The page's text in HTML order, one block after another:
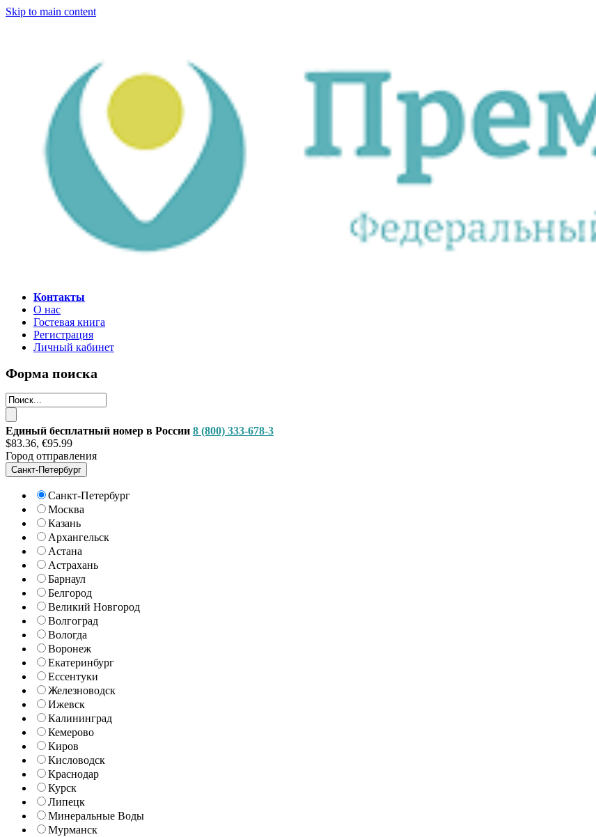
Skip to main content
Контакты
О нас
Гостевая книга
Регистрация
Личный кабинет
Форма поиска
Единый бесплатный номер в России 8 (800) 333-678-3
$83.36, €95.99
Город отправления
Санкт-Петербург
Санкт-Петербург
Москва
Казань
Архангельск
Астана
Астрахань
Барнаул
Белгород
Великий Новгород
Волгоград
Вологда
Воронеж
Екатеринбург
Ессентуки
Железноводск
Ижевск
Калининград
Кемерово
Киров
Кисловодск
Краснодар
Курск
Липецк
Минеральные Воды
Мурманск